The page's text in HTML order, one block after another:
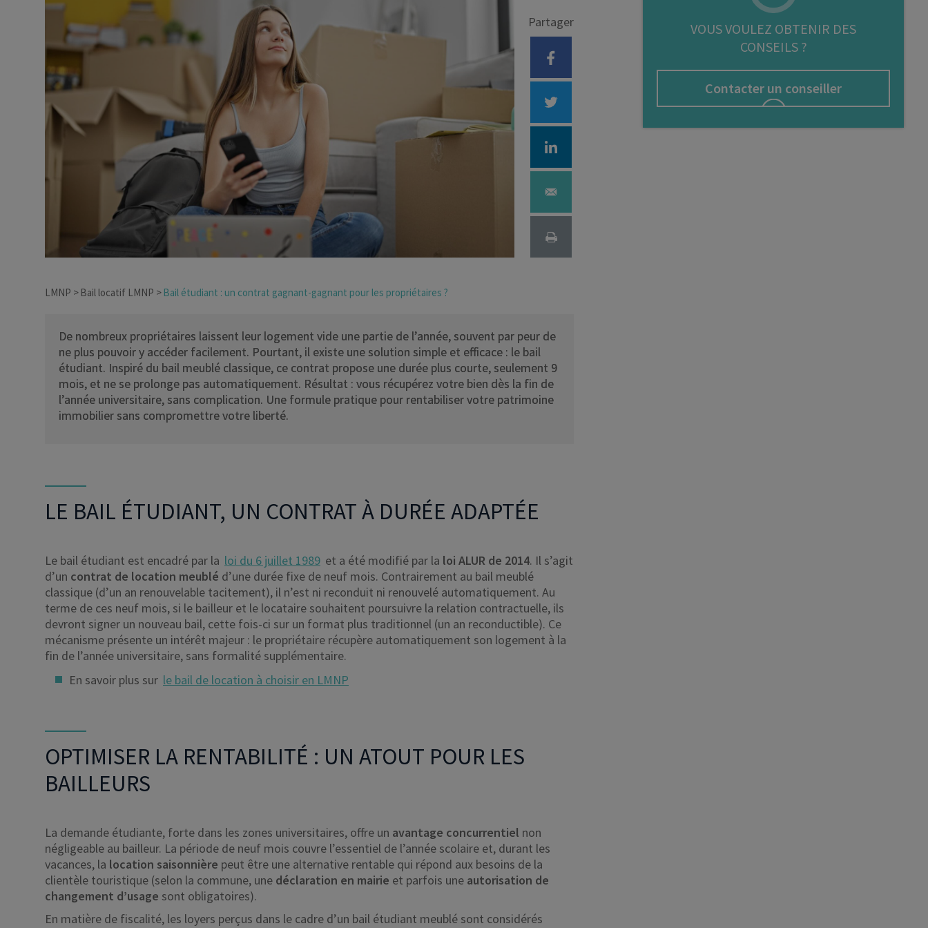
Dirigeant d’entreprise
Conseils fiscalité d’entreprise
Partager
LMNP Bail locatif LMNP Bail étudiant : un contrat gagnant-gagnant pour les propriétaires ?
De nombreux propriétaires laissent leur logement vide une partie de l’année, souvent par peur de
ne plus pouvoir y accéder facilement. Pourtant, il existe une solution simple et efficace : le bail
étudiant. Inspiré du bail meublé classique, ce contrat propose une durée plus courte, seulement 9
mois, et ne se prolonge pas automatiquement. Résultat : vous récupérez votre bien dès la fin de
l’année universitaire, sans complication. Une formule pratique pour rentabiliser votre patrimoine
immobilier sans compromettre votre liberté.
LE BAIL ÉTUDIANT, UN CONTRAT À DURÉE ADAPTÉE
Le bail étudiant est encadré par la loi du 6 juillet 1989 et a été modifié par la loi ALUR de 2014. Il s’agit
d’un contrat de location meublé d’une durée fixe de neuf mois. Contrairement au bail meublé
classique (d’un an renouvelable tacitement), il n’est ni reconduit ni renouvelé automatiquement. Au
terme de ces neuf mois, si le bailleur et le locataire souhaitent poursuivre la relation contractuelle, ils
devront signer un nouveau bail, cette fois-ci sur un format plus traditionnel (un an reconductible). Ce
mécanisme présente un intérêt majeur : le propriétaire récupère automatiquement son logement à la
fin de l’année universitaire, sans formalité supplémentaire.
En savoir plus sur le bail de location à choisir en LMNP
OPTIMISER LA RENTABILITÉ : UN ATOUT POUR LES
BAILLEURS
La demande étudiante, forte dans les zones universitaires, offre un avantage concurrentiel non
négligeable au bailleur. La période de neuf mois couvre l’essentiel de l’année scolaire et, durant les
vacances, la location saisonnière peut être une alternative rentable qui répond aux besoins de la
clientèle touristique (selon la commune, une déclaration en mairie et parfois une autorisation de
changement d’usage sont obligatoires).
En matière de fiscalité, les loyers perçus dans le cadre d’un bail étudiant meublé sont considérés
VOUS VOULEZ OBTENIR DES
CONSEILS ?
Contacter un conseiller